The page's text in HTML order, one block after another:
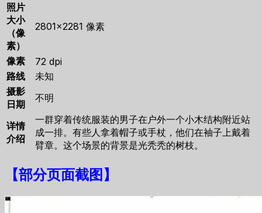
照片
大小
（像
素）
2801×2281 像素
像素
72 dpi
路线
未知
摄影
日期
不明
详情
介绍
一群穿着传统服装的男子在户外一个小木结构附近站
成一排。有些人拿着帽子或手杖，他们在袖子上戴着
臂章。这个场景的背景是光秃秃的树枝。
【部分页面截图 】